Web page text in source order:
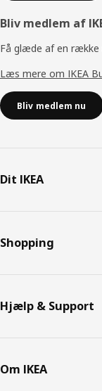
Bliv medlem af
Få glæde af en række
Læs mere om IKEA
Bliv medlem nu
Dit IKEA
Shopping
Hjælp & Support
Om IKEA